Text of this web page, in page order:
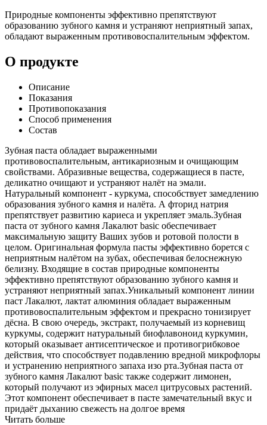
Природные компоненты эффективно препятствуют
образованию зубного камня и устраняют неприятный запах,
обладают выраженным противовоспалительным эффектом.
О продукте
Описание
Показания
Противопоказания
Способ применения
Состав
Зубная паста обладает выраженными
противовоспалительным, антикариозным и очищающим
свойствами. Абразивные вещества, содержащиеся в пасте,
деликатно очищают и устраняют налёт на эмали.
Натуральный компонент - куркума, способствует замедлению
образования зубного камня и налёта. А фторид натрия
препятствует развитию кариеса и укрепляет эмаль.Зубная
паста от зубного камня Лакалют basic обеспечивает
максимальную защиту Ваших зубов и ротовой полости в
целом. Оригинальная формула пасты эффективно борется с
неприятным налётом на зубах, обеспечивая белоснежную
белизну. Входящие в состав природные компоненты
эффективно препятствуют образованию зубного камня и
устраняют неприятный запах.Уникальный компонент линии
паст Лакалют, лактат алюминия обладает выраженным
противовоспалительным эффектом и прекрасно тонизирует
дёсна. В свою очередь, экстракт, получаемый из корневищ
куркумы, содержит натуральный биофлавоноид куркумин,
который оказывает антисептическое и противогрибковое
действия, что способствует подавлению вредной микрофлоры
и устранению неприятного запаха изо рта.Зубная паста от
зубного камня Лакалют basic также содержит лимонен,
который получают из эфирных масел цитрусовых растений.
Этот компонент обеспечивает в пасте замечательный вкус и
придаёт дыханию свежесть на долгое время
Читать больше